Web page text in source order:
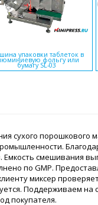
упаковки таблеток в
фольгу или
бумагу SL-03
сухого порошкового
смешивания
по GMP.
миксер
Поддерживаем на
покупателя.